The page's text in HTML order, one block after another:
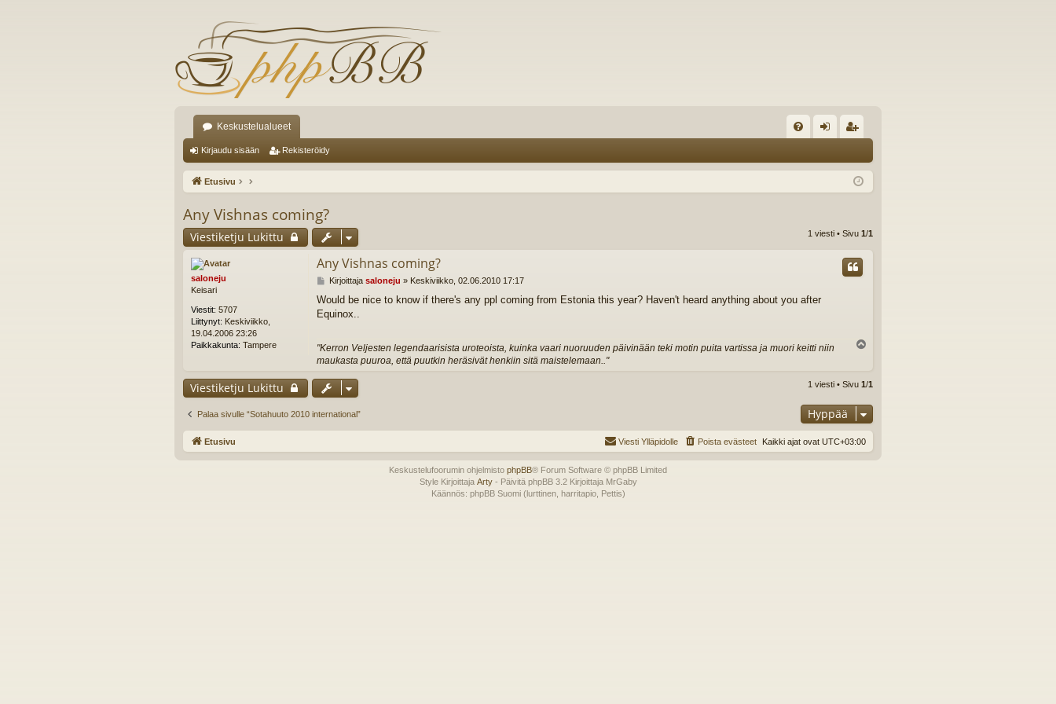
Keskustelualueet
K au ist
Kirjaudu sisään Rekisteröidy
Etusivu
Any Vishnas coming?
Viestiketju Lukittu 1 viesti • Sivu 1/1
saloneju
Keisari
Viestit: 5707
Liittynyt: Keskiviikko,
19.04.2006 23:26
Paikkakunta: Tampere
Any Vishnas coming?
V
e
s
Kirjoittaja saloneju » Keskiviikko, 02.06.2010 17:17
Would be nice to know if there's any ppl coming from Estonia this year? Haven't heard anything about you after
Equinox..
"Kerron Veljesten legendaarisista uroteoista, kuinka vaari nuoruuden päivinään teki motin puita vartissa ja muori keitti niin
maukasta puuroa, että puutkin heräsivät henkiin sitä maistelemaan.."
s
Viestiketju Lukittu 1 viesti • Sivu 1/1
Palaa sivulle “Sotahuuto 2010 international” Hyppää
Etusivu Kaikki ajat ovat UTC+03:00
Poista evästeet
Viesti Ylläpidolle
Keskustelufoorumin ohjelmisto phpBB® Forum Software © phpBB Limited
Style Kirjoittaja Arty- Päivitä phpBB 3.2 Kirjoittaja MrGaby
Käännös: phpBB Suomi (lurttinen, harritapio, Pettis)